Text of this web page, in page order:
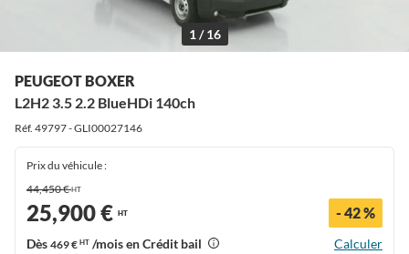
1 / 16
PEUGEOT BOXER
L2H2 3.5 2.2 BlueHDi 140ch
Réf. 49797 - GLI00027146
Prix du véhicule :
44,450 €HT
25,900 € HT - 42 %
Dès 469 € HT /mois en Crédit bail Calculer